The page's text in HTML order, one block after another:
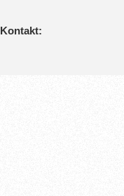
Kontakt: